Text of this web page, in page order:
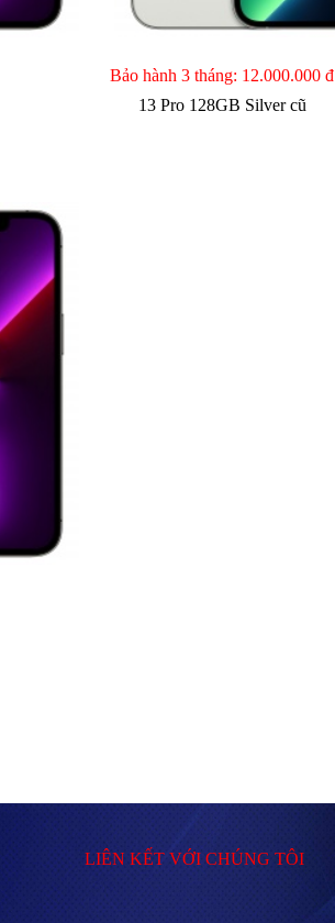
Bảo hành 3 tháng: 12.000.000 đ
13 Pro 128GB Silver cũ
LIÊN KẾT VỚI CHÚNG TÔI